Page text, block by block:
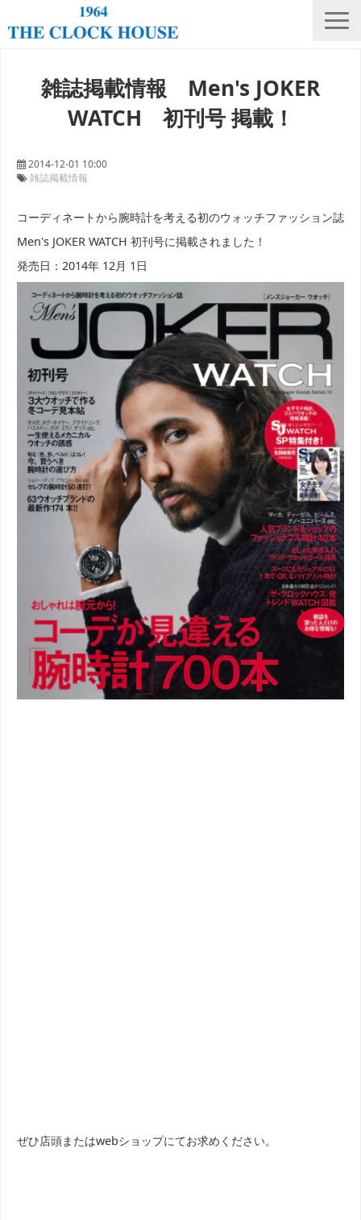
THE CLOCK HOUSE オリジナルウォッチ
ランキング
採用情報
店舗リスト
雑誌掲載情報 Men's JOKER
WATCH 初刊号 掲載！
2014-12-01 10:00
雑誌掲載情報
コーディネートから腕時計を考える初のウォッチファッション誌
Men's JOKER WATCH 初刊号に掲載されました！
発売日：2014年 12月 1日
ぜひ店頭またはwebショップにてお求めください。